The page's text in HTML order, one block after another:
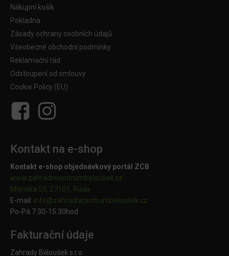
Nákupní košík
Pokladna
Zásady ochrany osobních údajů
Všeobecné obchodní podmínky
Reklamační řád
Odstoupení od smlouvy
Cookie Policy (EU)
Kontakt na e-shop
Kontakt e-shop objednávkový portál ZCB
www.zahradnicentrumbelousek.cz
Mlýnská 59, 27101, Ruda
E-mail: info@zahradnicentrumbelousek.cz
Po-Pá 7:30-15:30hod
Fakturační údaje
Zahrady Běloušek s.r.o.